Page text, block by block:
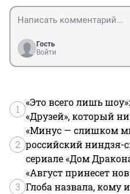
Гость
Войти
1
«Это всего лишь
«Друзей», который
2
«Минус — слишком
российский ниндзя-
сериале «Дом
3
«Август принесет
Глоба назвала, кому